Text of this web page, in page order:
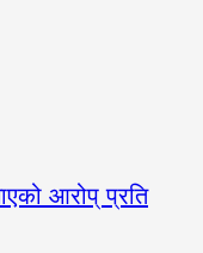
आरोप् प्रति